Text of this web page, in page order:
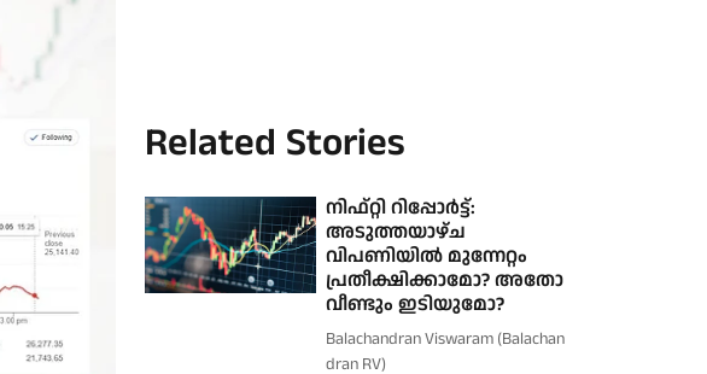
Related Stories
നിഫ്റ്റി റിപ്പോർട്ട്:
അടുത്തയാഴ്ച
വിപണിയിൽ മുന്നേറ്റം
പ്രതീക്ഷിക്കാമോ? അതോ
വീണ്ടും ഇടിയുമോ?
Balachandran Viswaram (Balachan
dran RV)